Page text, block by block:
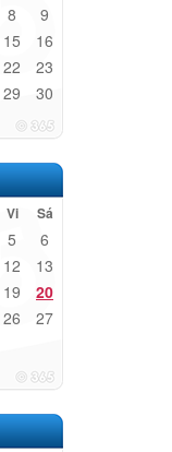
8 9
15 16
22 23
29 30
Vi Sá
5 6
12 13
19 20
26 27